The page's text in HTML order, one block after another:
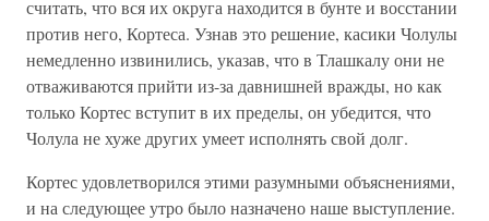
считать, что вся их округа находится в бунте и восстании
против него, Кортеса. Узнав это решение, касики Чолулы
немедленно извинились, указав, что в Тлашкалу они не
отваживаются прийти из-за давнишней вражды, но как
только Кортес вступит в их пределы, он убедится, что
Чолула не хуже других умеет исполнять свой долг.
Кортес удовлетворился этими разумными объяснениями,
и на следующее утро было назначено наше выступление.